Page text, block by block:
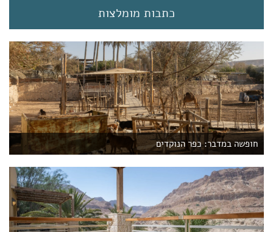
כתבות מומלצות
חופשה במדבר: כפר הנוקדים